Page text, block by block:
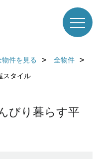
物件を見る
全物件
スタイル
びり暮らす平